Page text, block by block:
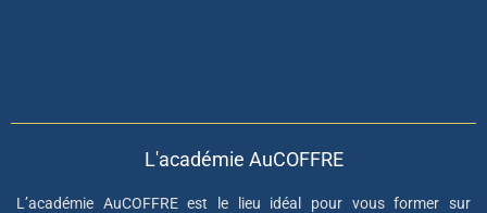
L'académie AuCOFFRE
L’académie AuCOFFRE est le lieu idéal pour vous former sur